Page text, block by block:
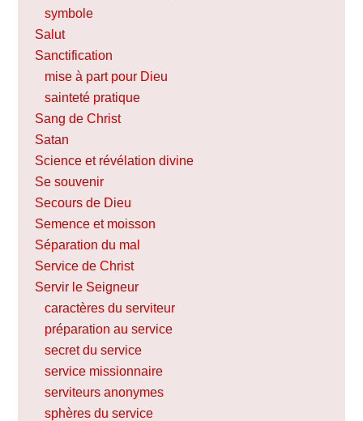
symbole
Salut
Sanctification
mise à part pour Dieu
sainteté pratique
Sang de Christ
Satan
Science et révélation divine
Se souvenir
Secours de Dieu
Semence et moisson
Séparation du mal
Service de Christ
Servir le Seigneur
caractères du serviteur
préparation au service
secret du service
service missionnaire
serviteurs anonymes
sphères du service